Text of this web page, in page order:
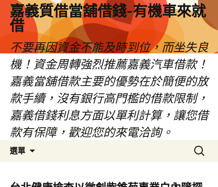
嘉義質借當舖借錢-有機車來就
借
不要再因資金不能及時到位，而坐失良
機！資金周轉強烈推薦嘉義汽車借款！
嘉義當舖借款主要的優勢在於簡便的放
款手續，沒有銀行高門檻的借款限制，
嘉義借錢利息方面以單利計算，讓您借
款有保障，歡迎您的來電洽詢。
選單
容
搜
尋
鍵